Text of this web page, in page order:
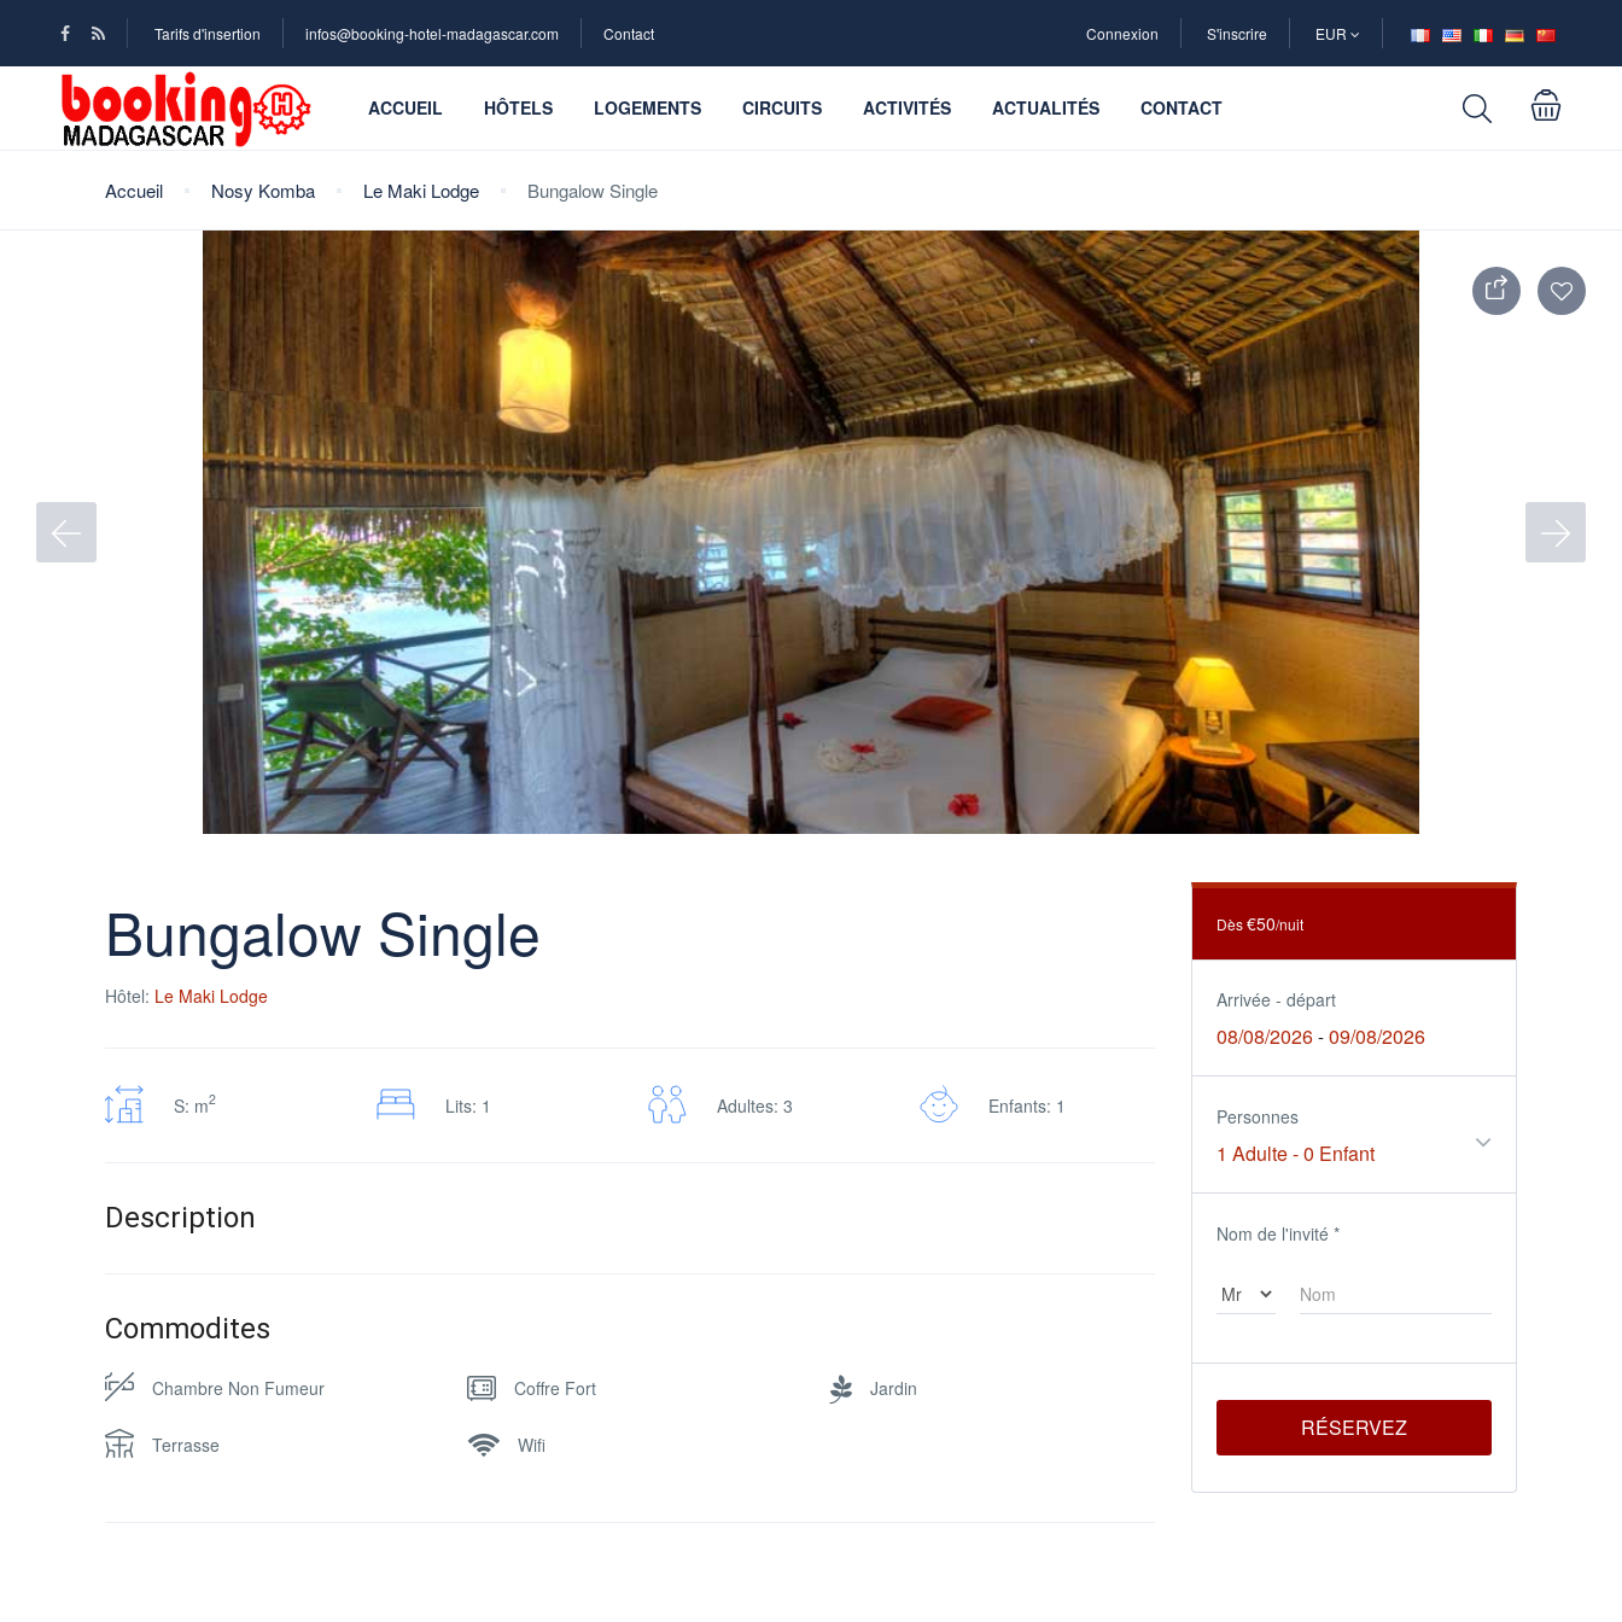
Tarifs d'insertion infos@booking-hotel-madagascar.com Contact Connexion S'inscrire EUR
ACCUEIL HÔTELS LOGEMENTS CIRCUITS ACTIVITÉS ACTUALITÉS CONTACT
Accueil Nosy Komba Le Maki Lodge Bungalow Single
Bungalow Single
Hôtel: Le Maki Lodge
S: m2 Lits: 1 Adultes: 3 Enfants: 1
Description
Commodites
Chambre Non Fumeur Coffre Fort Jardin
Terrasse Wifi
Dès€50/nuit
Arrivée - départ
08/08/2026-09/08/2026
Personnes
1 Adulte-0 Enfant
Nom de l'invité *
RÉSERVEZ